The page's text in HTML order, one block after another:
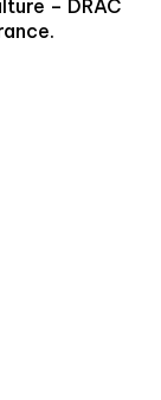
– DRAC